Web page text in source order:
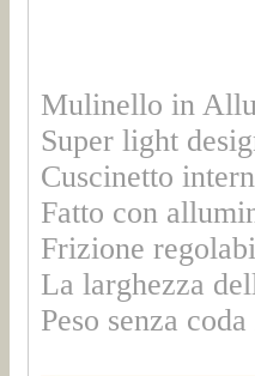
Mulinello in
Super light
Cuscinetto
Fatto con
Frizione
La larghezza
Peso senza